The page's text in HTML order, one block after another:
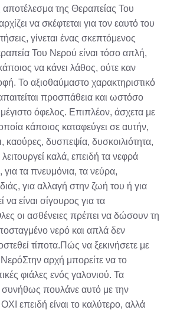
της Θεραπείας Του
να σκέφτεται για τον εαυτό του
γίνεται ένας σκεπτόμενος
Του Νερού είναι τόσο απλή,
να κάνει λάθος, ούτε καν
Το αξιοθαύμαστο χαρακτηριστικό
απαιτείται προσπάθεια και ωστόσο
μέγιστο όφελος. Επιπλέον, άσχετα με
οποία κάποιος καταφεύγει σε αυτήν,
καούρες, δυσπεψία, δυσκοιλιότητα,
καλά, επειδή τα νεφρά
τα πνευμόνια, τα νεύρα,
για αλλαγή στην ζωή του ή για
είναι σίγουρος για τα
οι ασθένειες πρέπει να δώσουν τη
νερό και απλά δεν
τίποτα.Πώς να ξεκινήσετε με
αρχή μπορείτε να το
φιάλες ενός γαλονιού. Τα
συνήθως πουλάνε αυτό με την
επειδή είναι το καλύτερο, αλλά